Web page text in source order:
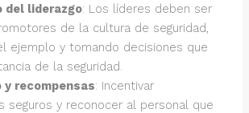
del liderazgo: Los líderes deben ser
de la cultura de seguridad,
ejemplo y tomando decisiones que
de la seguridad.
y recompensas: Incentivar
seguros y reconocer al personal que